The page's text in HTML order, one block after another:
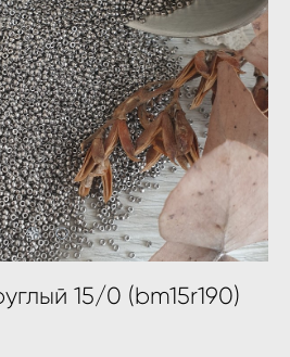
15/0 (bm15r190)